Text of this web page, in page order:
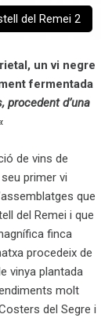
del Remei 2
un vi negre
fermentada
procedent d’una
de vins de
primer vi
que
del Remei i que
finca
procedeix de
vinya plantada
molt
del Segre i